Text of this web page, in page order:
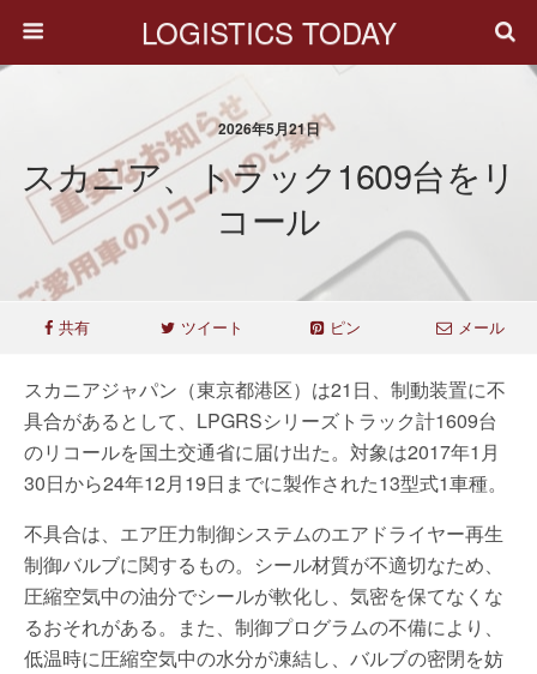
LOGISTICS TODAY
2026年5月21日
スカニア、トラック1609台をリ
コール
共有 ツイート ピン メール
スカニアジャパン（東京都港区）は21日、制動装置に不
具合があるとして、LPGRSシリーズトラック計1609台
のリコールを国土交通省に届け出た。対象は2017年1月
30日から24年12月19日までに製作された13型式1車種。
不具合は、エア圧力制御システムのエアドライヤー再生
制御バルブに関するもの。シール材質が不適切なため、
圧縮空気中の油分でシールが軟化し、気密を保てなくな
るおそれがある。また、制御プログラムの不備により、
低温時に圧縮空気中の水分が凍結し、バルブの密閉を妨